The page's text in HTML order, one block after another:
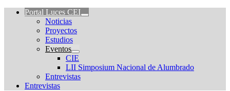
Portal Luces CEI
Noticias
Proyectos
Estudios
Eventos
CIE
LII Simposium Nacional de Alumbrado
Entrevistas
Entrevistas